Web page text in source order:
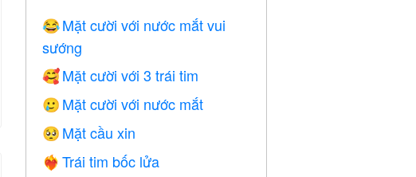
😂 Mặt cười với nước mắt vui
sướng
🥰 Mặt cười với 3 trái tim
🥲 Mặt cười với nước mắt
🥺 Mặt cầu xin
❤️‍🔥 Trái tim bốc lửa